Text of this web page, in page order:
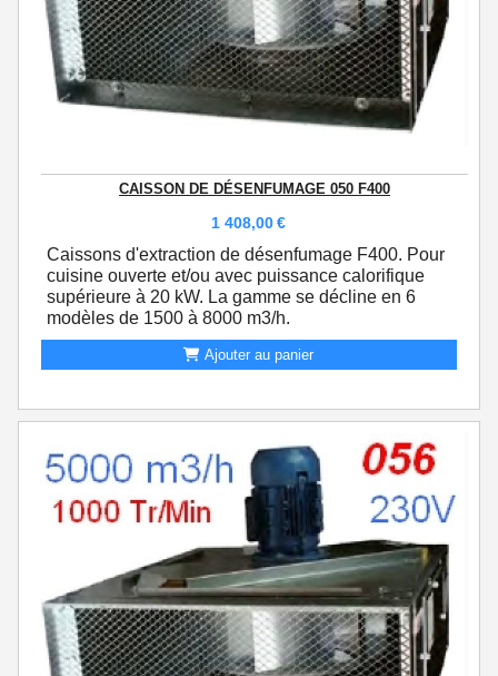
CAISSON DE DÉSENFUMAGE 050 F400
1 408,00€
Caissons d'extraction de désenfumage F400. Pour
cuisine ouverte et/ou avec puissance calorifique
supérieure à 20 kW. La gamme se décline en 6
modèles de 1500 à 8000 m3/h.
Ajouter au panier